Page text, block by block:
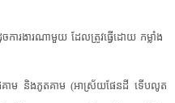
ារងារ​ណាមួយ​ ​ដែល​ត្រូវ​ធ្វើ​ដោយ​ ​កម្លាំង​
ជគាម​ ​និង​ភូតគាម​ ​(​អាស្រ័យ​ផែនដី​ ​ទើប​លូត